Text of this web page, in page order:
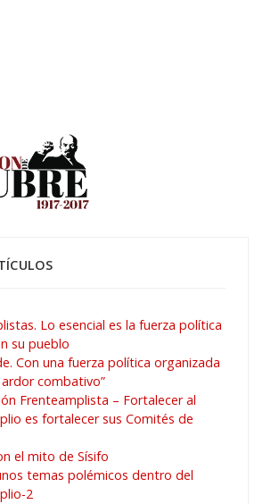
Lo esencial es la fuerza política
su pueblo
Con una fuerza política organizada
ardor combativo”
Frenteamplista – Fortalecer al
es fortalecer sus Comités de
el mito de Sísifo
temas polémicos dentro del
2